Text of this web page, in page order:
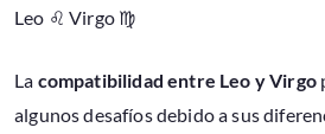
Leo ♌ Virgo ♍
La compatibilidad entre Leo y Virgo
algunos desafíos debido a sus